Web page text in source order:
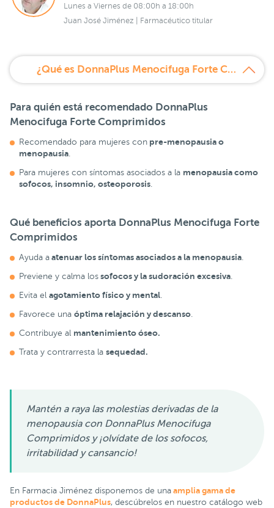
Lunes a Viernes de 08:00h a 18:00h
Juan José Jiménez | Farmacéutico titular
¿Qué es DonnaPlus Menocifuga Forte Comprimidos?
Para quién está recomendado DonnaPlus
Menocifuga Forte Comprimidos
Recomendado para mujeres con pre-menopausia o
menopausia
Para mujeres con síntomas asociados a la menopausia como
sofocos, insomnio, osteoporosis
Qué beneficios aporta DonnaPlus Menocifuga Forte
Comprimidos
Ayuda a atenuar los síntomas asociados a la menopausia.
Previene y calma los sofocos y la sudoración excesiva.
Evita el agotamiento físico y mental.
Favorece una óptima relajación y descanso.
Contribuye al mantenimiento óseo.
Trata y contrarresta la sequedad.
Mantén a raya las molestias derivadas de la
menopausia con DonnaPlus Menocifuga
Comprimidos y ¡olvídate de los sofocos,
irritabilidad y cansancio!
En Farmacia Jiménez disponemos de una amplia gama de
productos de DonnaPlus, descúbrelos en nuestro catálogo web